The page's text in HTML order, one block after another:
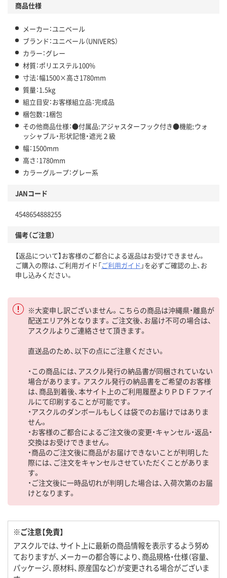
商品仕様
メーカー：ユニベール
ブランド：ユニベール（UNIVERS）
カラー：グレー
材質：ポリエステル100%
寸法：幅1500×高さ1780mm
質量：1.5kg
組立目安：お客様組立品：完成品
梱包数：1梱包
その他商品仕様：●付属品:アジャスターフック付き●機能:ウォ
ッシャブル・形状記憶・遮光２級
幅：1500mm
高さ：1780mm
カラーグループ：グレー系
JANコード
4548654888255
備考（ご注意）
【返品について】お客様のご都合による返品はお受けできません。
ご購入の際は、ご利用ガイド「ご利用ガイド 」を必ずご確認の上、お
申し込みください。
※大変申し訳ございません。こちらの商品は沖縄県・離島が
配送エリア外となります。ご注文後、お届け不可の場合は、
アスクルよりご連絡させて頂きます。
直送品のため、以下の点にご注意ください。
・この商品には、アスクル発行の納品書が同梱されていない
場合があります。アスクル発行の納品書をご希望のお客様
は、商品到着後、本サイト上のご利用履歴よりＰＤＦファイ
ルにて印刷することが可能です。
・アスクルのダンボールもしくは袋でのお届けではありま
せん。
・お客様のご都合によるご注文後の変更・キャンセル・返品・
交換はお受けできません。
・商品のご注文後に商品がお届けできないことが判明した
際には、ご注文をキャンセルさせていただくことがありま
す。
・ご注文後に一時品切れが判明した場合は、入荷次第のお届
けとなります。
※ご注意【免責】
アスクルでは、サイト上に最新の商品情報を表示するよう努め
ておりますが、メーカーの都合等により、商品規格・仕様（容量、
パッケージ、原材料、原産国など）が変更される場合がございま